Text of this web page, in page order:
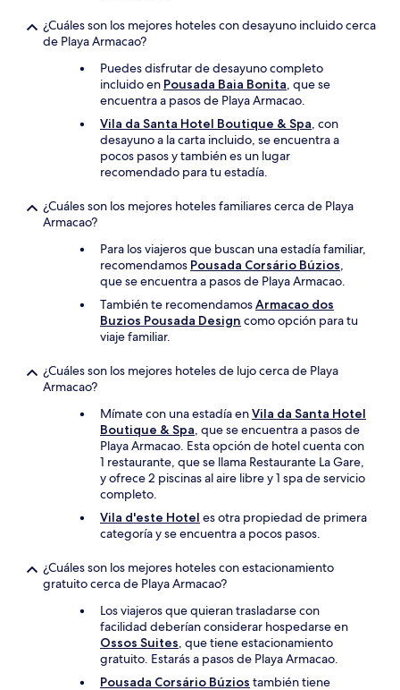
¿Cuáles son los mejores hoteles con desayuno incluido cerca
de Playa Armacao?
Puedes disfrutar de desayuno completo
incluido en Pousada Baia Bonita, que se
encuentra a pasos de Playa Armacao.
Vila da Santa Hotel Boutique & Spa, con
desayuno a la carta incluido, se encuentra a
pocos pasos y también es un lugar
recomendado para tu estadía.
¿Cuáles son los mejores hoteles familiares cerca de Playa
Armacao?
Para los viajeros que buscan una estadía familiar,
recomendamos Pousada Corsário Búzios,
que se encuentra a pasos de Playa Armacao.
También te recomendamosArmacao dos
Buzios Pousada Design como opción para tu
viaje familiar.
¿Cuáles son los mejores hoteles de lujo cerca de Playa
Armacao?
Mímate con una estadía enVila da Santa Hotel
Boutique & Spa, que se encuentra a pasos de
Playa Armacao. Esta opción de hotel cuenta con
1 restaurante, que se llama Restaurante La Gare,
y ofrece 2 piscinas al aire libre y 1 spa de servicio
completo.
Vila d'este Hotel es otra propiedad de primera
categoría y se encuentra a pocos pasos.
¿Cuáles son los mejores hoteles con estacionamiento
gratuito cerca de Playa Armacao?
Los viajeros que quieran trasladarse con
facilidad deberían considerar hospedarse en
Ossos Suites, que tiene estacionamiento
gratuito. Estarás a pasos de Playa Armacao.
Pousada Corsário Búzios también tiene